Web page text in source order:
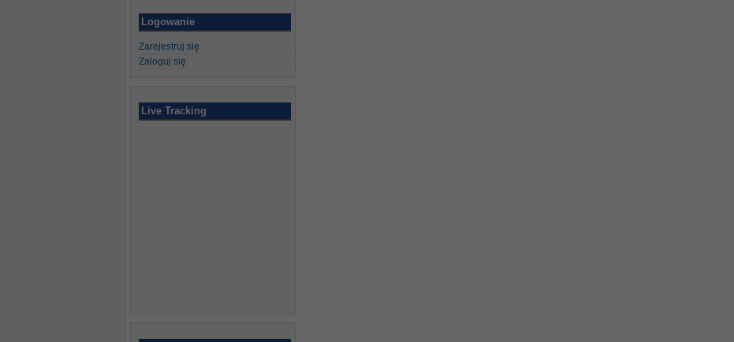
Logowanie
Zarejestruj się
Zaloguj się
Live Tracking